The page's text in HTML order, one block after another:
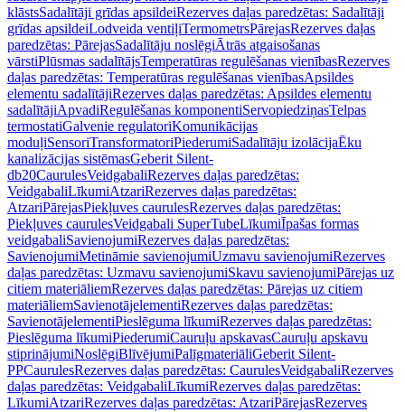
klāstsSadalītāji grīdas apsildeiRezerves daļas paredzētas: Sadalītāji
grīdas apsildeiLodveida ventiļiTermometrsPārejasRezerves daļas
paredzētas: PārejasSadalītāju noslēgiĀtrās atgaisošanas
vārstiPlūsmas sadalītājsTemperatūras regulēšanas vienībasRezerves
daļas paredzētas: Temperatūras regulēšanas vienībasApsildes
elementu sadalītājiRezerves daļas paredzētas: Apsildes elementu
sadalītājiApvadiRegulēšanas komponentiServopiedziņasTelpas
termostatiGalvenie regulatoriKomunikācijas
moduļiSensoriTransformatoriPiederumiSadalītāju izolācijaĒku
kanalizācijas sistēmasGeberit Silent-
db20CaurulesVeidgabaliRezerves daļas paredzētas:
VeidgabaliLīkumiAtzariRezerves daļas paredzētas:
AtzariPārejasPiekļuves caurulesRezerves daļas paredzētas:
Piekļuves caurulesVeidgabali SuperTubeLīkumiĪpašas formas
veidgabaliSavienojumiRezerves daļas paredzētas:
SavienojumiMetināmie savienojumiUzmavu savienojumiRezerves
daļas paredzētas: Uzmavu savienojumiSkavu savienojumiPārejas uz
citiem materiāliemRezerves daļas paredzētas: Pārejas uz citiem
materiāliemSavienotājelementiRezerves daļas paredzētas:
SavienotājelementiPieslēguma līkumiRezerves daļas paredzētas:
Pieslēguma līkumiPiederumiCauruļu apskavasCauruļu apskavu
stiprinājumiNoslēgiBlīvējumiPalīgmateriāliGeberit Silent-
PPCaurulesRezerves daļas paredzētas: CaurulesVeidgabaliRezerves
daļas paredzētas: VeidgabaliLīkumiRezerves daļas paredzētas:
LīkumiAtzariRezerves daļas paredzētas: AtzariPārejasRezerves